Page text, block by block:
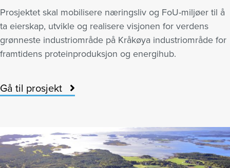
Prosjektet skal mobilisere næringsliv og FoU-miljøer til å
ta eierskap, utvikle og realisere visjonen for verdens
grønneste industriområde på Kråkøya industriområde for
framtidens proteinproduksjon og energihub.
Gå til prosjekt